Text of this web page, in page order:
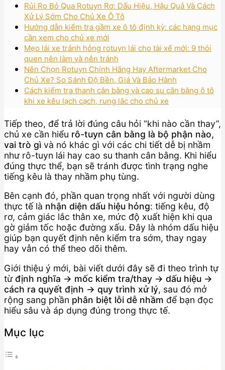
Rủi Ro Bỏ Qua Rotuyn Rơ: Dấu Hiệu, Hậu Quả Và Cách
Xử Lý Sớm Cho Chủ Xe Ô Tô
Hướng dẫn kiểm tra gầm xe ô tô định kỳ: các hạng mục
cần xem cho chủ xe mới
Mẹo lái xe tránh hỏng rotuyn lái cho tài xế mới: 9 thói
quen nên làm và nên tránh
Nên Chọn Rotuyn Chính Hãng Hay Aftermarket Cho
Chủ Xe? So Sánh Độ Bền, Giá Và Bảo Hành
Cách kiểm tra thanh cân bằng và cao su cân bằng ô tô
khi xe kêu lạch cạch, rung lắc cho chủ xe
Tiếp theo, để trả lời đúng câu hỏi “khi nào cần thay”,
chủ xe cần hiểu rô-tuyn cân bằng là bộ phận nào,
vai trò gì và nó khác gì với các chi tiết dễ bị nhầm
như rô-tuyn lái hay cao su thanh cân bằng. Khi hiểu
đúng thực thể, bạn sẽ tránh được tình trạng nghe
tiếng kêu là thay nhầm phụ tùng.
Bên cạnh đó, phần quan trọng nhất với người dùng
thực tế là nhận diện dấu hiệu hỏng: tiếng kêu, độ
rơ, cảm giác lắc thân xe, mức độ xuất hiện khi qua
gờ giảm tốc hoặc đường xấu. Đây là nhóm dấu hiệu
giúp bạn quyết định nên kiểm tra sớm, thay ngay
hay vẫn có thể theo dõi thêm.
Giới thiệu ý mới, bài viết dưới đây sẽ đi theo trình tự
từđịnh nghĩa → mốc kiểm tra/thay → dấu hiệu →
cách ra quyết định → quy trình xử lý, sau đó mở
rộng sang phần phân biệt lỗi dễ nhầm để bạn đọc
hiểu sâu và áp dụng đúng trong thực tế.
Mục lục